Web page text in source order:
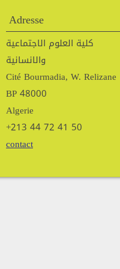
Adresse
كلية العلوم الاجتماعية
والانسانية
Cité Bourmadia, W. Relizane
BP 48000
Algerie
+213 44 72 41 50
contact